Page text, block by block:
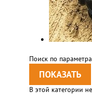
Поиск по
В этой категории